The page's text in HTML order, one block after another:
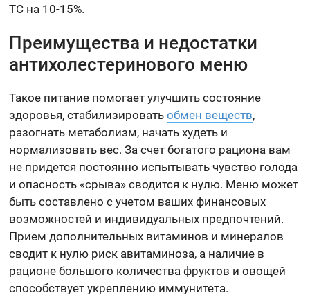
ТС на 10-15%.
Преимущества и недостатки
антихолестеринового меню
Такое питание помогает улучшить состояние
здоровья, стабилизироватьобмен веществ,
разогнать метаболизм, начать худеть и
нормализовать вес. За счет богатого рациона вам
не придется постоянно испытывать чувство голода
и опасность «срыва» сводится к нулю. Меню может
быть составлено с учетом ваших финансовых
возможностей и индивидуальных предпочтений.
Прием дополнительных витаминов и минералов
сводит к нулю риск авитаминоза, а наличие в
рационе большого количества фруктов и овощей
способствует укреплению иммунитета.